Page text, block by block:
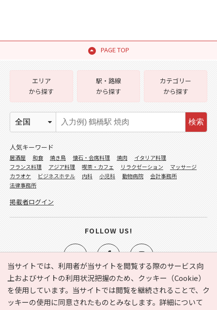
PAGE TOP
当サイトでは、利用者が当サイトを閲覧する際のサービス向
上およびサイトの利用状況把握のため、クッキー（Cookie）
を使用しています。当サイトでは閲覧を継続されることで、ク
ッキーの使用に同意されたものとみなします。詳細について
e-NAVITA（イーナビタ）とは？ お気に入り
ヘルプ
利用規約
個人情報の取り扱いについて 運営会社
エリア
から探す
駅・路線
から探す
カテゴリー
から探す
検索
人気キーワード
居酒屋 和食 焼き鳥 懐石・会席料理 焼肉
イタリア料理
フランス料理
アジア料理 喫茶・カフェ リラクゼーション
マッサージ
カラオケ
ビジネスホテル 内科 小児科 動物病院
会計事務所
法律事務所
掲載者ログイン
FOLLOW US!